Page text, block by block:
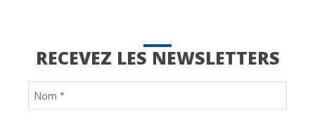
RECEVEZ LES NEWSLETTERS